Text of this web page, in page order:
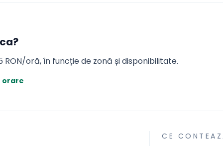
?
oră, în funcție de zonă și disponibilitate.
orare
CE